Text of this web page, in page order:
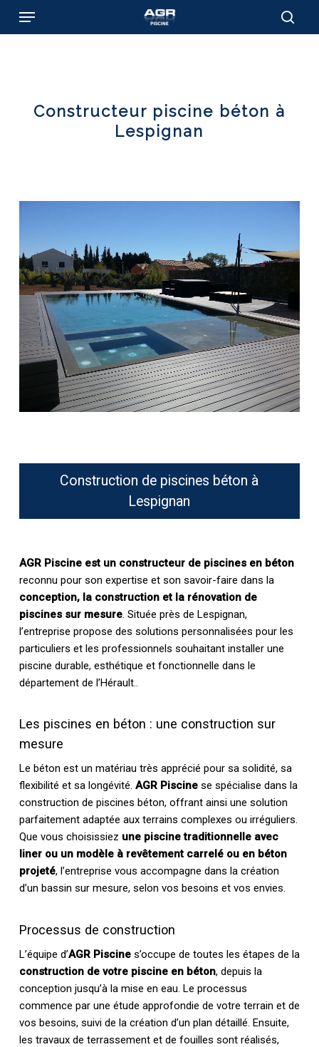
Menu
Constructeur piscine béton à
Lespignan
Construction de piscines béton à
Lespignan
AGR Piscine est un constructeur de piscines en béton
reconnu pour son expertise et son savoir-faire dans la
conception, la construction et la rénovation de
piscines sur mesure. Située près de Lespignan,
l’entreprise propose des solutions personnalisées pour les
particuliers et les professionnels souhaitant installer une
piscine durable, esthétique et fonctionnelle dans le
département de l’Hérault..
Les piscines en béton : une construction sur
mesure
Le béton est un matériau très apprécié pour sa solidité, sa
flexibilité et sa longévité. AGR Piscinese spécialise dans la
construction de piscines béton, offrant ainsi une solution
parfaitement adaptée aux terrains complexes ou irréguliers.
Que vous choisissiez une piscine traditionnelle avec
liner ou un modèle à revêtement carrelé ou en béton
projeté, l’entreprise vous accompagne dans la création
d’un bassin sur mesure, selon vos besoins et vos envies.
Processus de construction
L’équipe d’AGR Piscines’occupe de toutes les étapes de la
construction de votre piscine en béton, depuis la
conception jusqu’à la mise en eau. Le processus
commence par une étude approfondie de votre terrain et de
vos besoins, suivi de la création d’un plan détaillé. Ensuite,
les travaux de terrassement et de fouilles sont réalisés,